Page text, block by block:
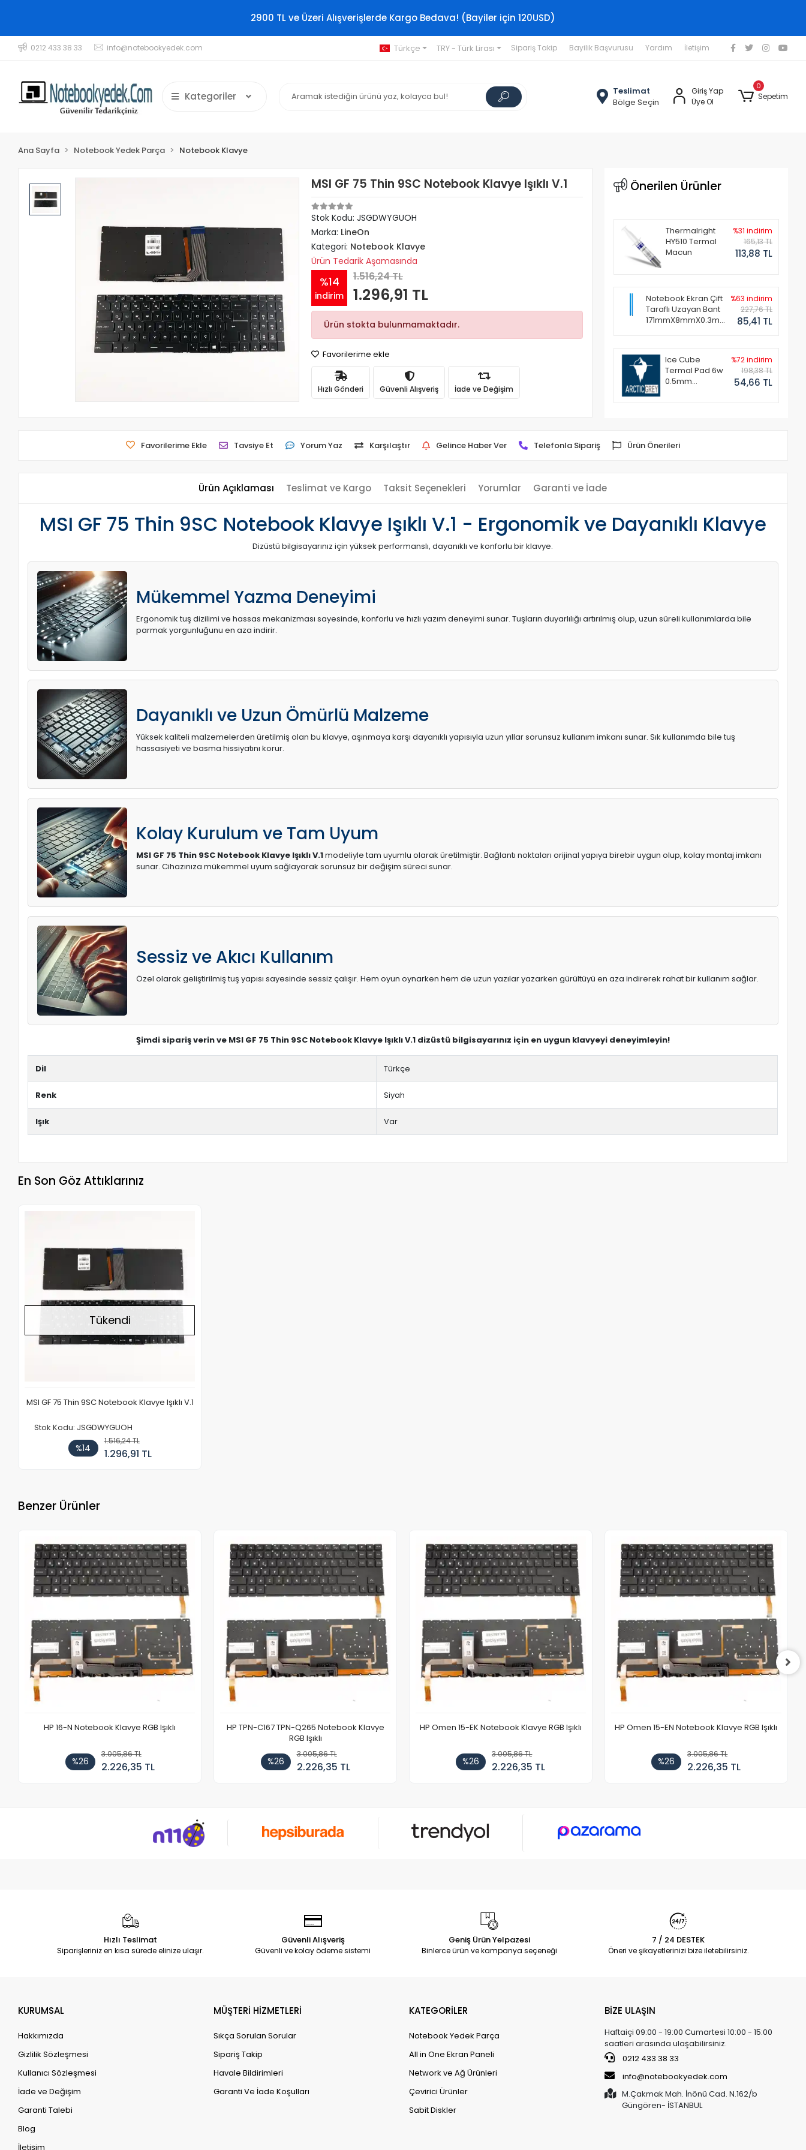
2900 TL ve Üzeri Alışverişlerde Kargo Bedava! (Bayiler için 120USD)
0212 433 38 33 info@notebookyedek.com Türkçe TRY - Türk Lirası Sipariş Takip Bayilik Başvurusu Yardım İletişim
Kategoriler
Teslimat
Bölge Seçin
Giriş Yap
Üye Ol
0
Sepetim
Ana Sayfa Notebook Yedek Parça Notebook Klavye
MSI GF 75 Thin 9SC Notebook Klavye Işıklı V.1
Stok Kodu: JSGDWYGUOH
Marka: LineOn
Kategori: Notebook Klavye
Ürün Tedarik Aşamasında
%14
indirim
1.516,24 TL
1.296,91 TL
Ürün stokta bulunmamaktadır.
Favorilerime ekle
Hızlı Gönderi Güvenli Alışveriş İade ve Değişim
Önerilen Ürünler
Thermalright
HY510 Termal
Macun
%31 indirim
165,13 TL
113,88 TL
Notebook Ekran Çift
Taraflı Uzayan Bant
171mmX8mmX0.3mm
%63 indirim
227,76 TL
85,41 TL
Ice Cube
Termal Pad 6w
0.5mm
%72 indirim
198,38 TL
54,66 TL
Favorilerime Ekle Tavsiye Et Yorum Yaz Karşılaştır Gelince Haber Ver Telefonla Sipariş Ürün Önerileri
Ürün Açıklaması Teslimat ve Kargo Taksit Seçenekleri Yorumlar Garanti ve İade
MSI GF 75 Thin 9SC Notebook Klavye Işıklı V.1 - Ergonomik ve Dayanıklı Klavye
Dizüstü bilgisayarınız için yüksek performanslı, dayanıklı ve konforlu bir klavye.
Mükemmel Yazma Deneyimi
Ergonomik tuş dizilimi ve hassas mekanizması sayesinde, konforlu ve hızlı yazım deneyimi sunar. Tuşların duyarlılığı artırılmış olup, uzun süreli kullanımlarda bile
parmak yorgunluğunu en aza indirir.
Dayanıklı ve Uzun Ömürlü Malzeme
Yüksek kaliteli malzemelerden üretilmiş olan bu klavye, aşınmaya karşı dayanıklı yapısıyla uzun yıllar sorunsuz kullanım imkanı sunar. Sık kullanımda bile tuş
hassasiyeti ve basma hissiyatını korur.
Kolay Kurulum ve Tam Uyum
MSI GF 75 Thin 9SC Notebook Klavye Işıklı V.1modeliyle tam uyumlu olarak üretilmiştir. Bağlantı noktaları orijinal yapıya birebir uygun olup, kolay montaj imkanı
sunar. Cihazınıza mükemmel uyum sağlayarak sorunsuz bir değişim süreci sunar.
Sessiz ve Akıcı Kullanım
Özel olarak geliştirilmiş tuş yapısı sayesinde sessiz çalışır. Hem oyun oynarken hem de uzun yazılar yazarken gürültüyü en aza indirerek rahat bir kullanım sağlar.
Şimdi sipariş verin ve MSI GF 75 Thin 9SC Notebook Klavye Işıklı V.1 dizüstü bilgisayarınız için en uygun klavyeyi deneyimleyin!
Dil Türkçe
Renk Siyah
Işık Var
En Son Göz Attıklarınız
Tükendi
MSI GF 75 Thin 9SC Notebook Klavye Işıklı V.1
Stok Kodu: JSGDWYGUOH
%14
1.516,24 TL
1.296,91 TL
Benzer Ürünler
HP 16-N Notebook Klavye RGB Işıklı
%26
3.005,86 TL
2.226,35 TL
HP TPN-C167 TPN-Q265 Notebook Klavye
RGB Işıklı
%26
3.005,86 TL
2.226,35 TL
HP Omen 15-EK Notebook Klavye RGB Işıklı
%26
3.005,86 TL
2.226,35 TL
HP Omen 15-EN Notebook Klavye RGB Işıklı
%26
3.005,86 TL
2.226,35 TL
Hızlı Teslimat
Siparişleriniz en kısa sürede elinize ulaşır.
Güvenli Alışveriş
Güvenli ve kolay ödeme sistemi
Geniş Ürün Yelpazesi
Binlerce ürün ve kampanya seçeneği
7 / 24 DESTEK
Öneri ve şikayetlerinizi bize iletebilirsiniz.
KURUMSAL
Hakkımızda
Gizlilik Sözleşmesi
Kullanıcı Sözleşmesi
İade ve Değişim
Garanti Talebi
Blog
İletişim
MÜŞTERİ HİZMETLERİ
Sıkça Sorulan Sorular
Sipariş Takip
Havale Bildirimleri
Garanti Ve İade Koşulları
KATEGORİLER
Notebook Yedek Parça
All in One Ekran Paneli
Network ve Ağ Ürünleri
Çevirici Ürünler
Sabit Diskler
BİZE ULAŞIN
Haftaiçi 09:00 - 19:00 Cumartesi 10:00 - 15:00
saatleri arasında ulaşabilirsiniz.
0212 433 38 33
info@notebookyedek.com
M.Çakmak Mah. İnönü Cad. N.162/b
Güngören- İSTANBUL